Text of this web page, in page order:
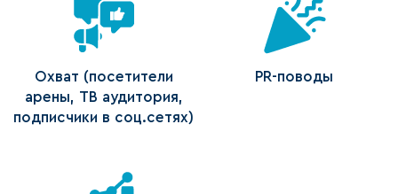
Охват (посетители
арены, ТВ аудитория,
подписчики в соц.сетях)
PR-поводы